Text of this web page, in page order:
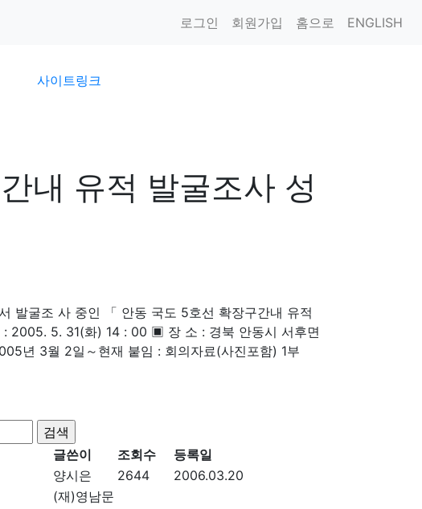
로그인 회원가입 홈으로 ENGLISH
사이트링크
내 유적 발굴조사 성
발굴조 사 중인 「 안동 국도 5호선 확장구간내 유적
2005. 5. 31(화) 14 : 00 ▣ 장 소 : 경북 안동시 서후면
년 3월 2일～현재 붙임 : 회의자료(사진포함) 1부
글쓴이 조회수
등록일
양시은 2644 2006.03.20
(재)영남문